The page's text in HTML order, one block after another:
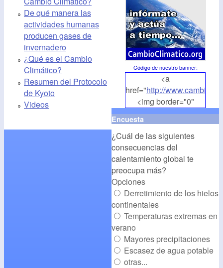
De qué manera las
actividades humanas
producen gases de
invernadero
¿Qué es el Cambio
Climático?
Resumen del Protocolo
de Kyoto
Videos
Código de nuestro banner:
<a
href="http://
<img border="0"
align="middle"
src="http://
alt="CambioClimatico.org"
/></a>
Encuesta
¿Cuál de las siguientes
consecuencias del
calentamiento global te
preocupa más?
Opciones
Derretimiento de los hielos
continentales
Temperaturas extremas en
verano
Mayores precipitaciones
Escasez de agua potable
otras...